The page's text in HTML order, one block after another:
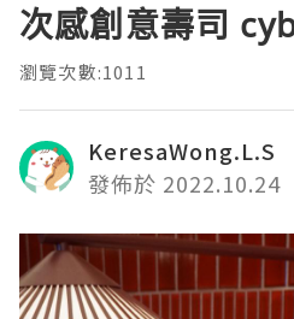
次感創意壽司
瀏覽次數:1011
KeresaWong.L.S
發佈於 2022.10.24